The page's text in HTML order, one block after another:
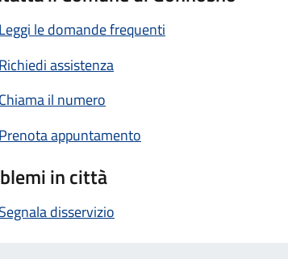
Leggi le domande frequenti
Richiedi assistenza
Chiama il numero
Prenota appuntamento
in città
Segnala disservizio